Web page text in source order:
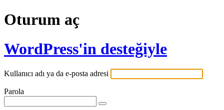
Oturum aç
WordPress'in desteğiyle
Kullanıcı adı ya da e-posta adresi
Parola